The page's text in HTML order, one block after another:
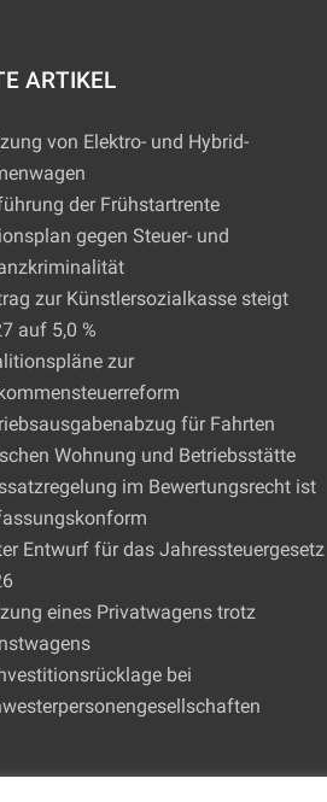
ARTIKEL
von Elektro- und Hybrid-
der Frühstartrente
gegen Steuer- und
zur Künstlersozialkasse steigt
auf 5,0 %
zur
für Fahrten
Wohnung und Betriebsstätte
im Bewertungsrecht ist
Entwurf für das Jahressteuergesetz
eines Privatwagens trotz
bei